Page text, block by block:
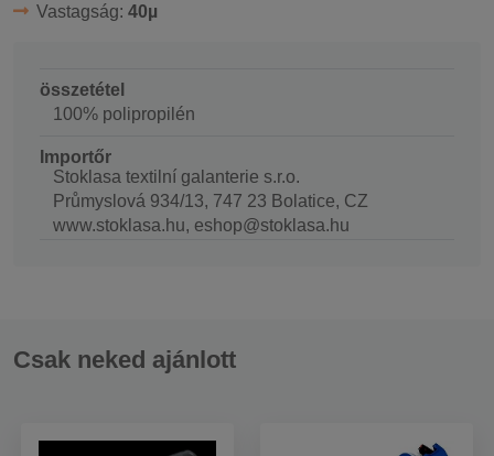
Vastagság: 40µ
összetétel
100% polipropilén
Importőr
Stoklasa textilní galanterie s.r.o.
Průmyslová 934/13, 747 23 Bolatice, CZ
www.stoklasa.hu, eshop@stoklasa.hu
Csak neked ajánlott